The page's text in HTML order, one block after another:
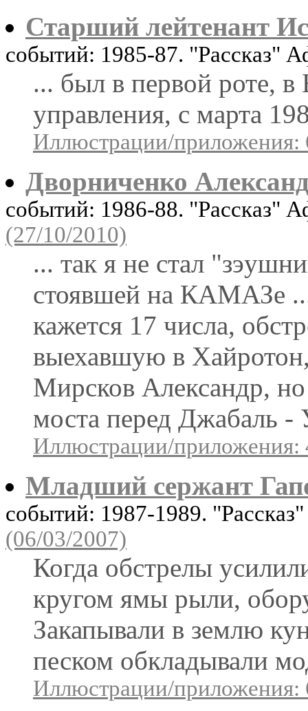
Старший лейтенант
событий: 1985-87. "Рассказ"
... был в первой роте, в
управления, с марта
Иллюстрации/приложения:
Дворниченко
событий: 1986-88. "Рассказ"
(27/10/2010)
... так я не стал
стоявшей на КАМАЗе ...
кажется 17 числа,
выехавшую в
Мирсков Александр,
моста перед Джабаль -
Иллюстрации/приложения:
Младший сержант
событий: 1987-1989.
(06/03/2007)
Когда обстрелы
кругом ямы рыли,
Закапывали в землю
песком обкладывали
Иллюстрации/приложения: